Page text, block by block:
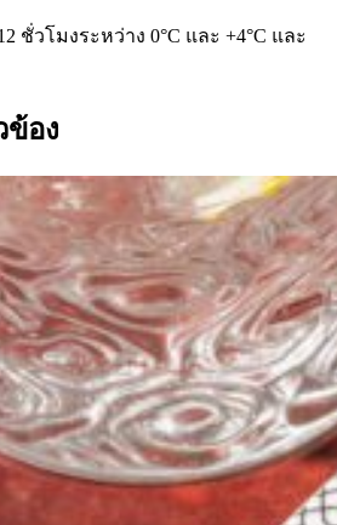
ชั่วโมงระหว่าง 0°C และ +4°C และ
อง